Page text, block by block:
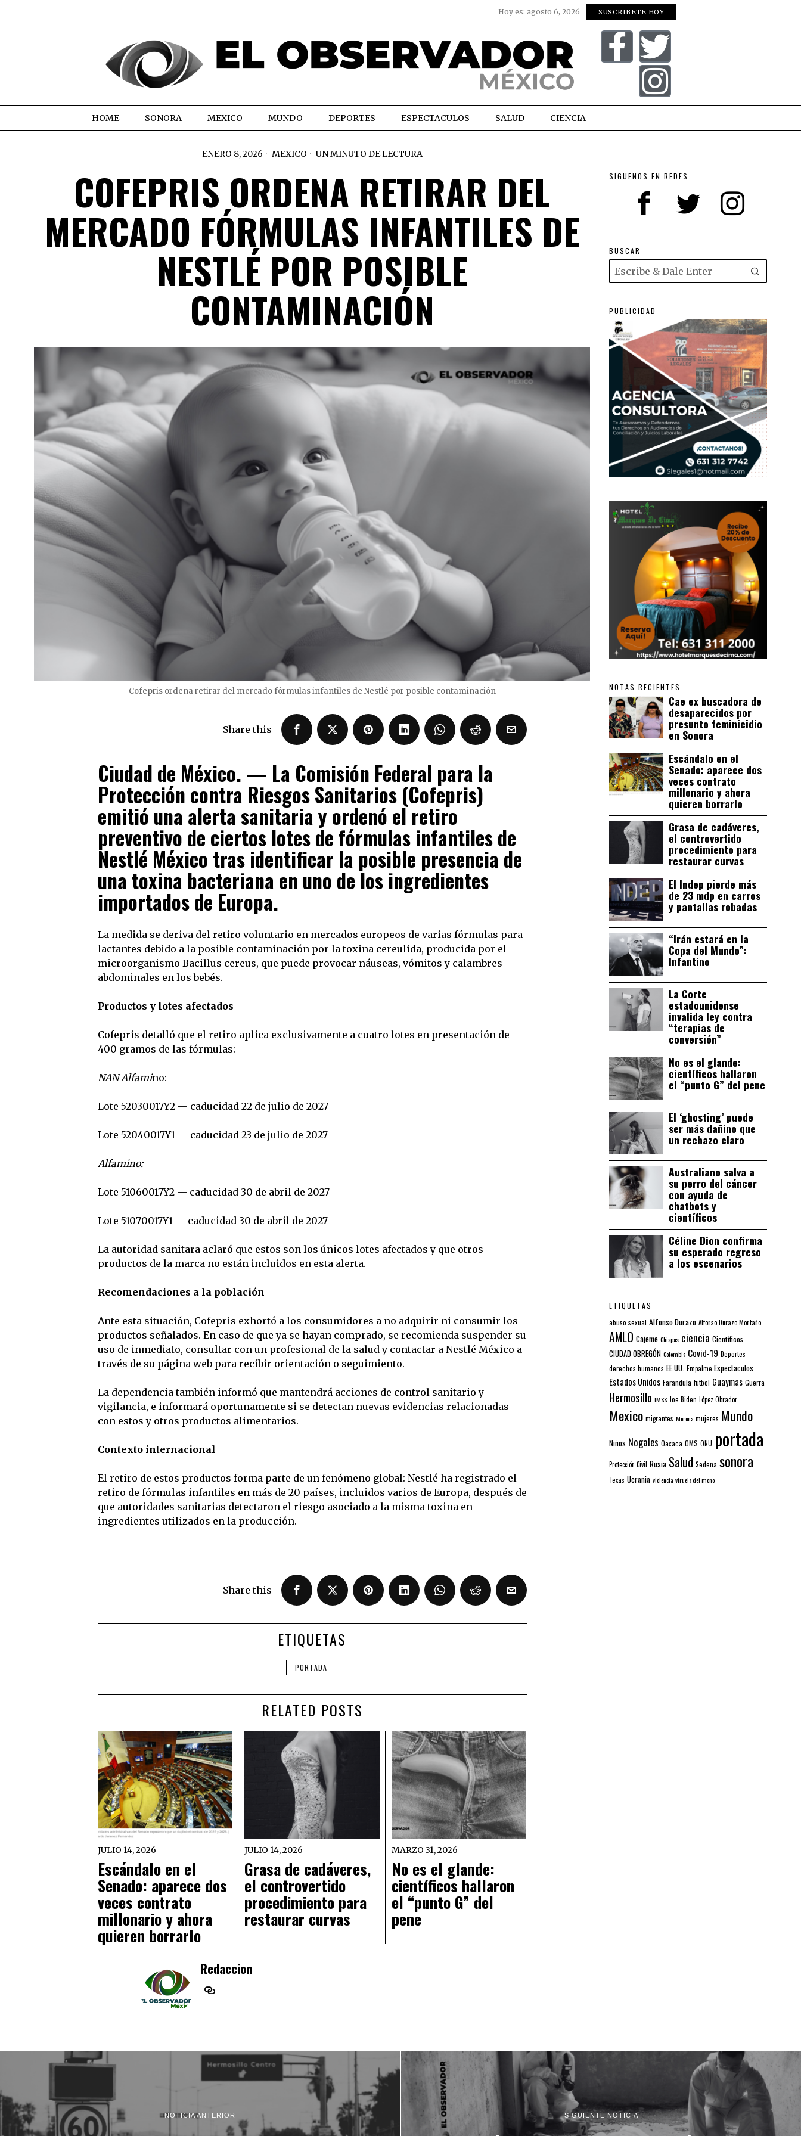
Hoy es: agosto 6, 2026 SUSCRIBETE HOY
HOME SONORA MEXICO MUNDO DEPORTES ESPECTACULOS SALUD CIENCIA
ENERO 8, 2026 MEXICO UN MINUTO DE LECTURA
COFEPRIS ORDENA RETIRAR DEL
MERCADO FÓRMULAS INFANTILES DE
NESTLÉ POR POSIBLE
CONTAMINACIÓN
Cofepris ordena retirar del mercado fórmulas infantiles de Nestlé por posible contaminación
Share this
Ciudad de México. — La Comisión Federal para la
Protección contra Riesgos Sanitarios (Cofepris)
emitió una alerta sanitaria y ordenó el retiro
preventivo de ciertos lotes de fórmulas infantiles de
Nestlé México tras identificar la posible presencia de
una toxina bacteriana en uno de los ingredientes
importados de Europa.
La medida se deriva del retiro voluntario en mercados europeos de varias fórmulas para
lactantes debido a la posible contaminación por la toxina cereulida, producida por el
microorganismo Bacillus cereus, que puede provocar náuseas, vómitos y calambres
abdominales en los bebés.
Productos y lotes afectados
Cofepris detalló que el retiro aplica exclusivamente a cuatro lotes en presentación de
400 gramos de las fórmulas:
NAN Alfamino:
Lote 52030017Y2 — caducidad 22 de julio de 2027
Lote 52040017Y1 — caducidad 23 de julio de 2027
Alfamino:
Lote 51060017Y2 — caducidad 30 de abril de 2027
Lote 51070017Y1 — caducidad 30 de abril de 2027
La autoridad sanitara aclaró que estos son los únicos lotes afectados y que otros
productos de la marca no están incluidos en esta alerta.
Recomendaciones a la población
Ante esta situación, Cofepris exhortó a los consumidores a no adquirir ni consumir los
productos señalados. En caso de que ya se hayan comprado, se recomienda suspender su
uso de inmediato, consultar con un profesional de la salud y contactar a Nestlé México a
través de su página web para recibir orientación o seguimiento.
La dependencia también informó que mantendrá acciones de control sanitario y
vigilancia, e informará oportunamente si se detectan nuevas evidencias relacionadas
con estos y otros productos alimentarios.
Contexto internacional
El retiro de estos productos forma parte de un fenómeno global: Nestlé ha registrado el
retiro de fórmulas infantiles en más de 20 países, incluidos varios de Europa, después de
que autoridades sanitarias detectaron el riesgo asociado a la misma toxina en
ingredientes utilizados en la producción.
Share this
ETIQUETAS
PORTADA
RELATED POSTS
JULIO 14, 2026
Escándalo en el
Senado: aparece dos
veces contrato
millonario y ahora
quieren borrarlo
JULIO 14, 2026
Grasa de cadáveres,
el controvertido
procedimiento para
restaurar curvas
MARZO 31, 2026
No es el glande:
científicos hallaron
el “punto G” del
pene
Redaccion
SIGUENOS EN REDES
BUSCAR
PUBLICIDAD
NOTAS RECIENTES
Cae ex buscadora de
desaparecidos por
presunto feminicidio
en Sonora
Escándalo en el
Senado: aparece dos
veces contrato
millonario y ahora
quieren borrarlo
Grasa de cadáveres,
el controvertido
procedimiento para
restaurar curvas
El Indep pierde más
de 23 mdp en carros
y pantallas robadas
“Irán estará en la
Copa del Mundo”:
Infantino
La Corte
estadounidense
invalida ley contra
“terapias de
conversión”
No es el glande:
científicos hallaron
el “punto G” del pene
El ‘ghosting’ puede
ser más dañino que
un rechazo claro
Australiano salva a
su perro del cáncer
con ayuda de
chatbots y
científicos
Céline Dion confirma
su esperado regreso
a los escenarios
ETIQUETAS
abuso sexual Alfonso Durazo Alfonso Durazo Montaño
AMLO Cajeme Chiapas ciencia Científicos
CIUDAD OBREGÓN Colombia Covid-19 Deportes
derechos humanos EE.UU. Empalme Espectaculos
Estados Unidos Farandula futbol Guaymas Guerra
Hermosillo IMSS Joe Biden López Obrador
Mexico migrantes Morena mujeres Mundo
Niños Nogales Oaxaca OMS ONU portada
Protección Civil Rusia Salud Sedena sonora
Texas Ucrania violencia viruela del mono
NOTICIA ANTERIOR SIGUIENTE NOTICIA